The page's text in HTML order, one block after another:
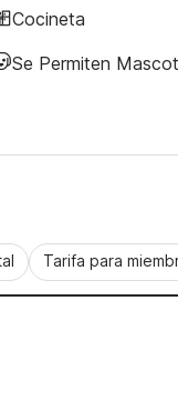
Cocineta
Se Permiten
Tarifa para